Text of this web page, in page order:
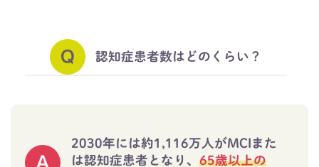
認知症患者数はどのくらい？
2030年には約1,116万人がMCIまた
は認知症患者となり、65歳以上の